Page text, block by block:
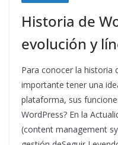
Historia de
evolución y
Para conocer la historia
importante tener una
plataforma, sus
WordPress? En la
(content management